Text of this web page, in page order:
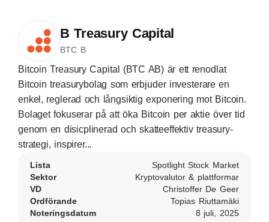
B Treasury Capital
BTC B
Bitcoin Treasury Capital (BTC AB) är ett renodlat
Bitcoin treasurybolag som erbjuder investerare en
enkel, reglerad och långsiktig exponering mot Bitcoin.
Bolaget fokuserar på att öka Bitcoin per aktie över tid
genom en disicplinerad och skatteeffektiv treasury-
strategi, inspirer...
Lista
Spotlight Stock Market
Sektor
Kryptovalutor & plattformar
VD
Christoffer De Geer
Ordförande
Topias Riuttamäki
Noteringsdatum
8 juli, 2025